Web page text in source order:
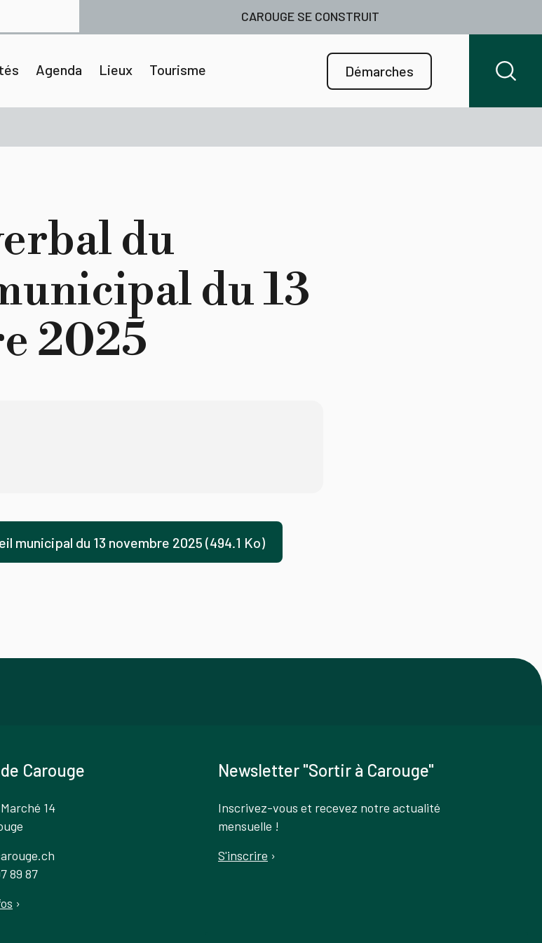
CAROUGE SE CONSTRUIT
Agenda Lieux Tourisme Démarches
du
du 13
2025
municipal du 13 novembre 2025 (494.1 Ko)
Carouge
14
89 87
›
Newsletter "Sortir à Carouge"
Inscrivez-vous et recevez notre actualité
mensuelle !
S'inscrire ›